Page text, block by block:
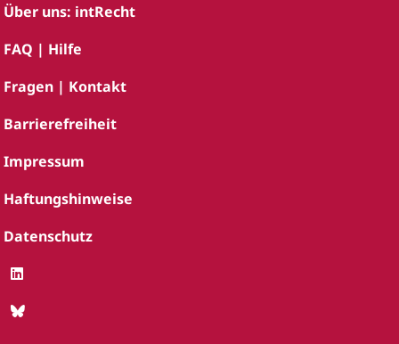
Über uns: intRecht
FAQ | Hilfe
Fragen | Kontakt
Barrierefreiheit
Impressum
Haftungshinweise
Datenschutz